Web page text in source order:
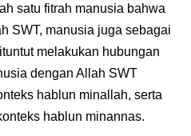
satu fitrah manusia bahwa
SWT, manusia juga sebagai
melakukan hubungan
dengan Allah SWT
hablun minallah, serta
hablun minannas.